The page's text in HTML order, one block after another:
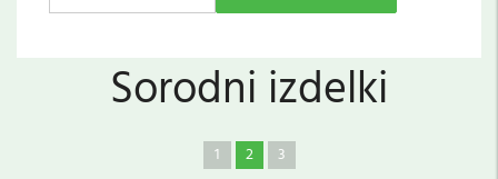
Sorodni izdelki
1 2 3